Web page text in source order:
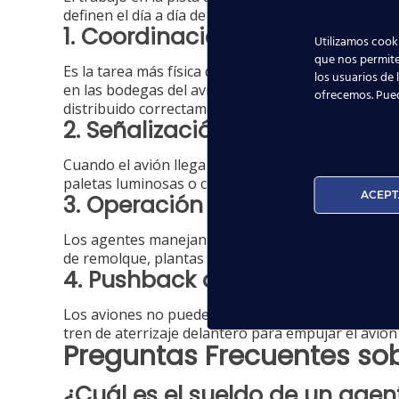
definen el día a día de este perfil:
1. Coordinación del equipaje
Es la tarea más física del puesto. Los agentes
en las bodegas del avión. Utilizan cintas
distribuido correctamente según el plan de carga.
2. Señalización y guiado del
Cuando el avión llega a la puerta de embarque,
paletas luminosas o chalecos de alta visibilidad,
3. Operación de equipos de
Los agentes manejan maquinaria pesada
de remolque, plantas de energía eléctrica externa
4. Pushback o remolque de
Los aviones no pueden dar marcha atrás por sí
tren de aterrizaje delantero para empujar el
Preguntas Frecuentes
Utilizamos
que nos
los usuarios de
ofrecemos.